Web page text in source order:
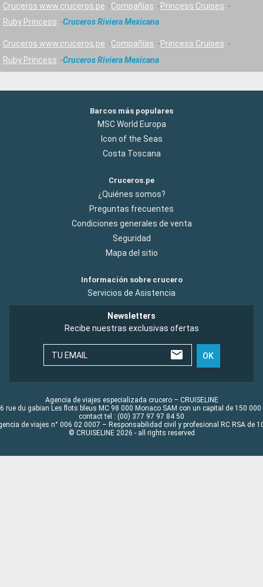
Cruceros www.cruceros.pe Compañías
Princess Cruises
Ruby Princess
Cruceros Riviera Mexicana
Cruceros www.cruceros.pe Compañías
Princess Cruises
Ruby Princess
Cruceros Riviera Mexicana
Barcos más populares
MSC World Europa
Icon of the Seas
Costa Toscana
Cruceros.pe
¿Quiénes somos?
Preguntas frecuentes
Condiciones generales de venta
Seguridad
Mapa del sitio
Información sobre crucero
Servicios de Asistencia
Newsletters
Recibe nuestras exclusivas ofertas
TU EMAIL OK
Agencia de viajes especializada crucero – CRUISELINE
rue du gabian Les flots bleus MC 98 000 Monaco SAM con un capital de 150 000
contact tel : (00) 377 97 97 84 50
de viajes n° 006 02 0007 – Responsabilidad civil y profesional RC RSA de
© CRUISELINE 2026 - all rights reserved